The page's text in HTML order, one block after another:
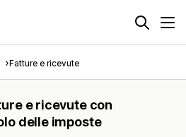
Fatture e ricevute
e ricevute con
delle imposte